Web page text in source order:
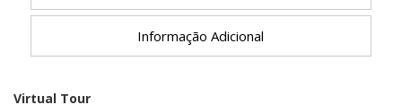
Informação Adicional
Virtual Tour